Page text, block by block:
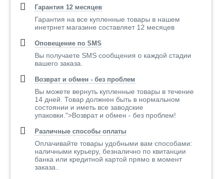
Гарантия 12 месяцев
Гарантия на все купленные товары в нашем
инетрнет магазине составляет 12 месяцев
Оповещение по SMS
Вы получаете SMS сообщения о каждой стадии
вашего заказа.
Возврат и обмен - без проблем
Вы можете вернуть купленные товары в течение
14 дней. Товар должнен быть в нормальном
состоянии и иметь все заводские
упаковки.">Возврат и обмен - без проблем!
Различные способы оплаты
Оплачивайте товары удобными вам способами:
наличными курьеру, безналично по квитанции
банка или кредитной картой прямо в момент
заказа..